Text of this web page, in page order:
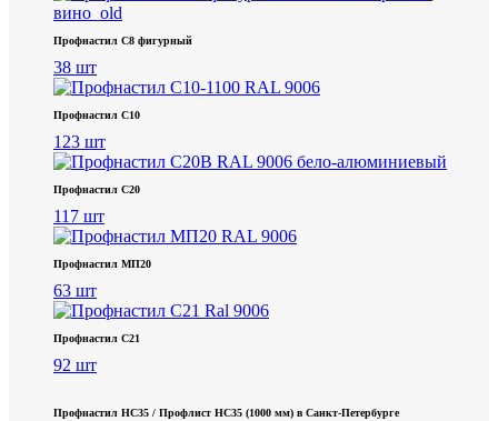
Профнастил С8 фигурный
38 шт
Профнастил С10
123 шт
Профнастил С20
117 шт
Профнастил МП20
63 шт
Профнастил С21
92 шт
Профнастил НС35 / Профлист НС35 (1000 мм) в Санкт‑Петербурге